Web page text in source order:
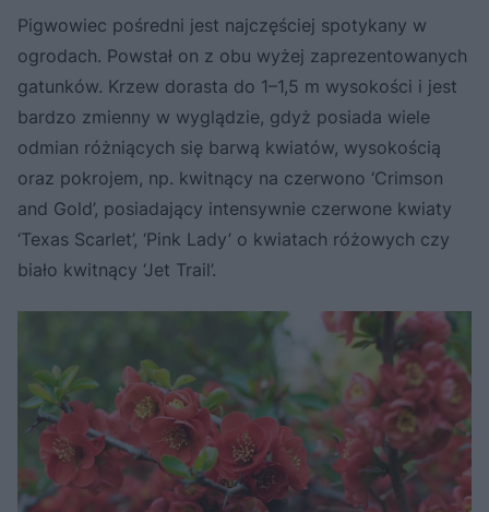
Pigwowiec pośredni jest najczęściej spotykany w
ogrodach. Powstał on z obu wyżej zaprezentowanych
gatunków. Krzew dorasta do 1–1,5 m wysokości i jest
bardzo zmienny w wyglądzie, gdyż posiada wiele
odmian różniących się barwą kwiatów, wysokością
oraz pokrojem, np. kwitnący na czerwono ‘Crimson
and Gold’, posiadający intensywnie czerwone kwiaty
‘Texas Scarlet’, ‘Pink Lady’ o kwiatach różowych czy
biało kwitnący ‘Jet Trail’.